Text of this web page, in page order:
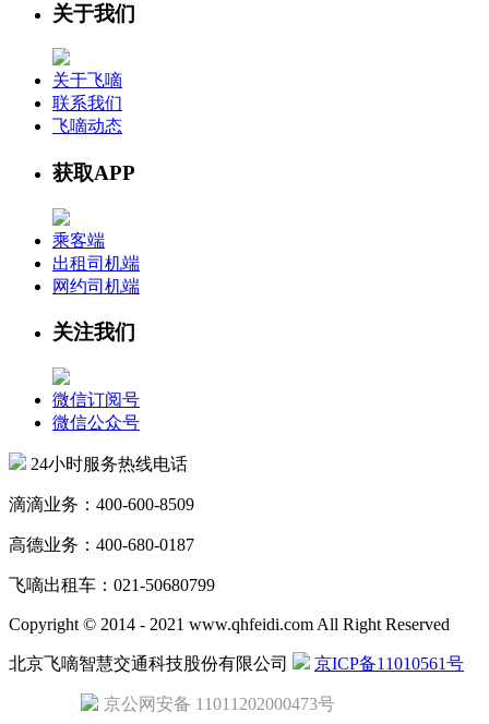
关于我们
关于飞嘀
联系我们
飞嘀动态
获取APP
乘客端
出租司机端
网约司机端
关注我们
微信订阅号
微信公众号
24小时服务热线电话
滴滴业务：400-600-8509
高德业务：400-680-0187
飞嘀出租车：021-50680799
Copyright © 2014 - 2021 www.qhfeidi.com All Right Reserved
北京飞嘀智慧交通科技股份有限公司 京ICP备11010561号
京公网安备 11011202000473号